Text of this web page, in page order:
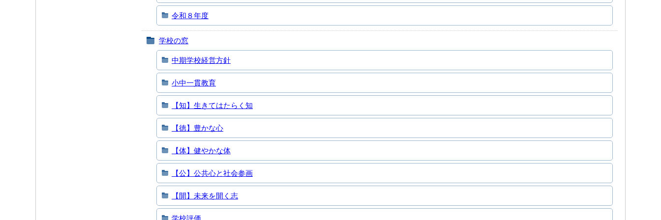
令和８年度
学校の窓
中期学校経営方針
小中一貫教育
【知】生きてはたらく知
【徳】豊かな心
【体】健やかな体
【公】公共心と社会参画
【開】未来を開く志
学校評価